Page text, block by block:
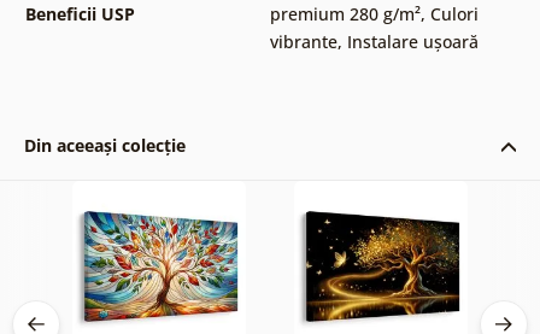
Beneficii USP
premium 280 g/m², Culori
vibrante, Instalare ușoară
Din aceeași colecție